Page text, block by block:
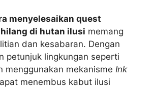
menyelesaikan quest
di hutan ilusi memang
dan kesabaran. Dengan
petunjuk lingkungan seperti
menggunakan mekanisme Ink
menembus kabut ilusi